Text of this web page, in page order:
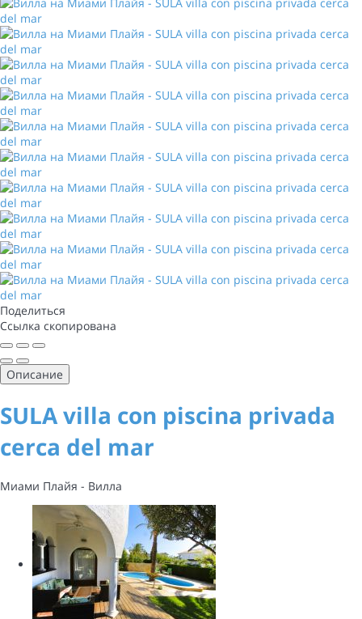
Поделиться
Ссылка скопирована
Описание
SULA villa con piscina privada
cerca del mar
Миами Плайя - Вилла